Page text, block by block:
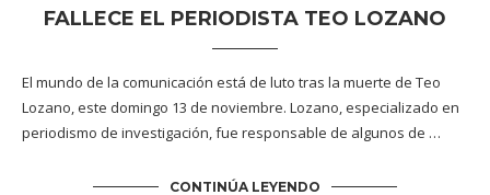
FALLECE EL PERIODISTA TEO LOZANO
El mundo de la comunicación está de luto tras la muerte de Teo
Lozano, este domingo 13 de noviembre. Lozano, especializado en
periodismo de investigación, fue responsable de algunos de …
CONTINÚA LEYENDO